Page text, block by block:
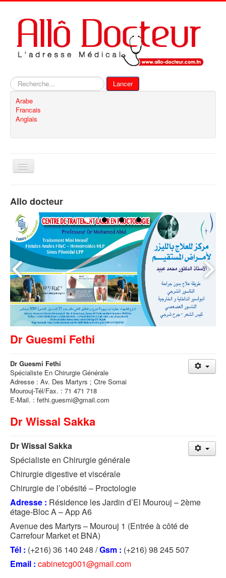
Rechercher
Lancer
Arabe
Francais
Anglais
Basculer
Contact
Allo docteur
Dr Guesmi Fethi
Dr Guesmi Fethi
Spécialiste En Chirurgie Générale
Adresse : Av. Des Martyrs ; Ctre Somai
Mourouj-Tél/Fax. : 71 471 718
E-Mail. : fethi.guesmi@gmail.com
Dr Wissal Sakka
Dr Wissal Sakka
Spécialiste en Chirurgie générale
Chirurgie digestive et viscérale
Chirurgie de l’obésité – Proctologie
Adresse : Résidence les Jardin d’El Mourouj – 2ème
étage-Bloc A – App A6
Avenue des Martyrs – Mourouj 1 (Entrée à côté de
Carrefour Market et BNA)
Tél : (+216) 36 140 248 /Gsm : (+216) 98 245 507
Email : cabinetcg001@gmail.com